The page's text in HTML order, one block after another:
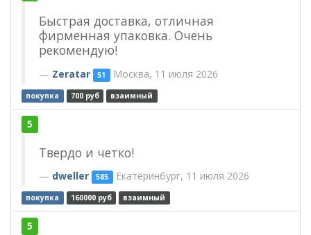
Быстрая доставка, отличная
фирменная упаковка. Очень
рекомендую!
Zeratar 51 Москва, 11 июля 2026
покупка 700 руб взаимный
5
Твердо и четко!
dweller 585 Екатеринбург, 11 июля 2026
покупка 160000 руб взаимный
5